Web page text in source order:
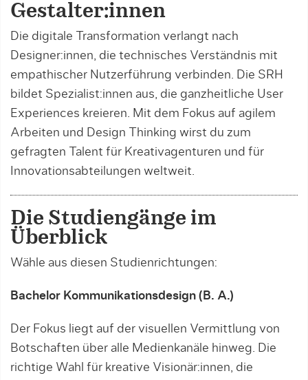
Gestalter:innen
Die digitale Transformation verlangt nach
Designer:innen, die technisches Verständnis mit
empathischer Nutzerführung verbinden. Die SRH
bildet Spezialist:innen aus, die ganzheitliche User
Experiences kreieren. Mit dem Fokus auf agilem
Arbeiten und Design Thinking wirst du zum
gefragten Talent für Kreativagenturen und für
Innovationsabteilungen weltweit.
Die Studiengänge im
Überblick
Wähle aus diesen Studienrichtungen:
Bachelor Kommunikationsdesign (B. A.)
Der Fokus liegt auf der visuellen Vermittlung von
Botschaften über alle Medienkanäle hinweg. Die
richtige Wahl für kreative Visionär:innen, die